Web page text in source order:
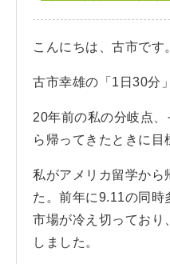
こんにちは、古市です
古市幸雄の「1日
20年前の私の分岐点
ら帰ってきたときに目
私がアメリカ留学から
た。前年に9.11の同時
市場が冷え切っており
しました。